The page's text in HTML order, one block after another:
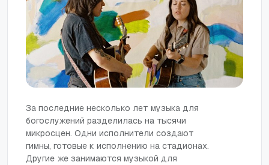
За последние несколько лет музыка для
богослужений разделилась на тысячи
микросцен. Одни исполнители создают
гимны, готовые к исполнению на стадионах.
Другие же занимаются музыкой для